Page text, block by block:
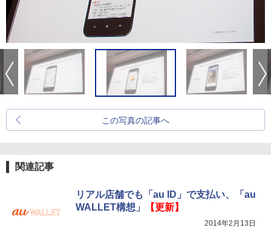
この写真の記事へ
関連記事
リアル店舗でも「au ID」で支払い、「au
WALLET構想」
【更新】
2014年2月13日